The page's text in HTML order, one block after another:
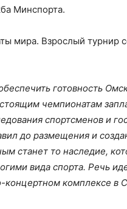
Минспорта.
мира. Взрослый турнир
готовность
чемпионатам
спортсменов и
до размещения и
станет то наследие,
вида спорта. Речь
комплексе в